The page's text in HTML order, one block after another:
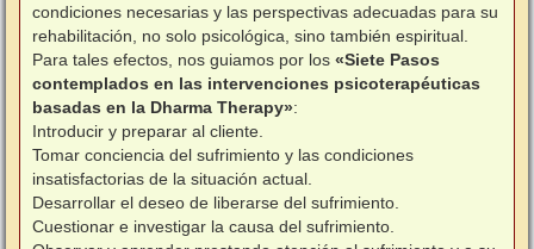
condiciones necesarias y las perspectivas adecuadas para su
rehabilitación, no solo psicológica, sino también espiritual.
Para tales efectos, nos guiamos por los «Siete Pasos
contemplados en las intervenciones psicoterapéuticas
basadas en la Dharma Therapy»:
Introducir y preparar al cliente.
Tomar conciencia del sufrimiento y las condiciones
insatisfactorias de la situación actual.
Desarrollar el deseo de liberarse del sufrimiento.
Cuestionar e investigar la causa del sufrimiento.